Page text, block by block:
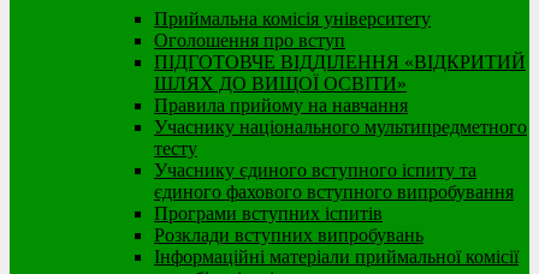
Приймальна комісія університету
Оголошення про вступ
ПІДГОТОВЧЕ ВІДДІЛЕННЯ «ВІДКРИТИЙ
ШЛЯХ ДО ВИЩОЇ ОСВІТИ»
Правила прийому на навчання
Учаснику національного мультипредметного
тесту
Учаснику єдиного вступного іспиту та
єдиного фахового вступного випробування
Програми вступних іспитів
Розклади вступних випробувань
Інформаційні матеріали приймальної комісії